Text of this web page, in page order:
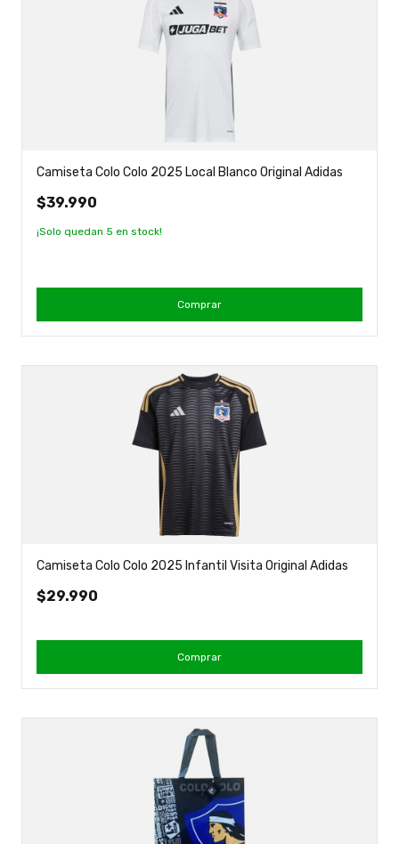
Camiseta Colo Colo 2025 Local Blanco Original Adidas
$39.990
¡Solo quedan 5 en stock!
Comprar
Camiseta Colo Colo 2025 Infantil Visita Original Adidas
$29.990
Comprar